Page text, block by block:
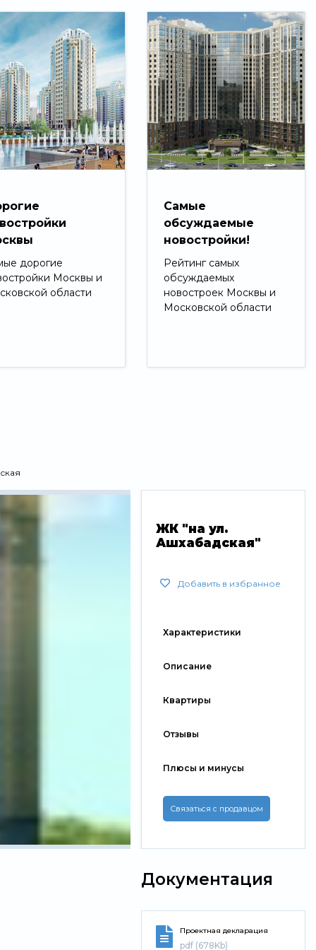
дорогие
Москвы и
области
Самые
обсуждаемые
новостройки!
Рейтинг самых
обсуждаемых
новостроек Москвы и
Московской области
ЖК "на ул.
Ашхабадская"
Добавить в избранное
Характеристики
Описание
Квартиры
Отзывы
Плюсы и минусы
Связаться с продавцом
Документация
Проектная декларация
pdf (678Kb)